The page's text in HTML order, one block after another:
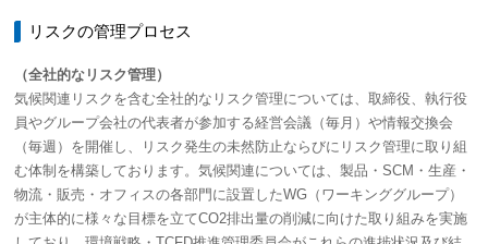
リスクの管理プロセス
（全社的なリスク管理）
気候関連リスクを含む全社的なリスク管理については、取締役、執行役
員やグループ会社の代表者が参加する経営会議（毎月）や情報交換会
（毎週）を開催し、リスク発生の未然防止ならびにリスク管理に取り組
む体制を構築しております。気候関連については、製品・SCM・生産・
物流・販売・オフィスの各部門に設置したWG（ワーキンググループ）
が主体的に様々な目標を立てCO2排出量の削減に向けた取り組みを実施